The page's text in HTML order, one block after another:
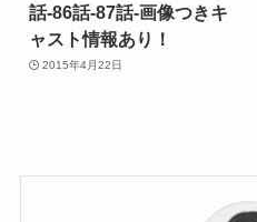
話-86話-87話-画像つきキ
ャスト情報あり！
2015年4月22日